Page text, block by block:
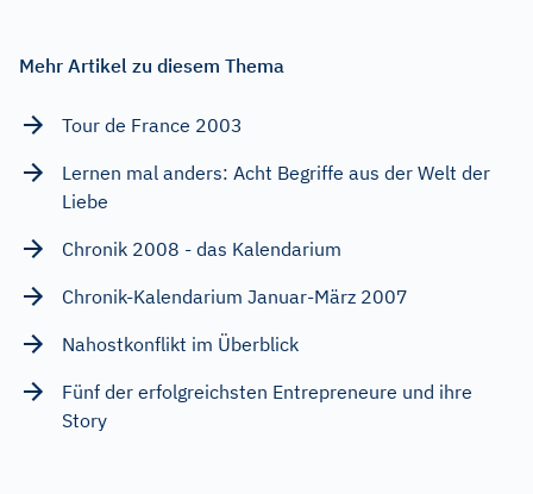
Mehr Artikel zu diesem Thema
Tour de France 2003
Lernen mal anders: Acht Begriffe aus der Welt der
Liebe
Chronik 2008 - das Kalendarium
Chronik-Kalendarium Januar-März 2007
Nahostkonflikt im Überblick
Fünf der erfolgreichsten Entrepreneure und ihre
Story